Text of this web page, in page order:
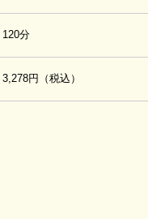
120分
3,278円（税込）